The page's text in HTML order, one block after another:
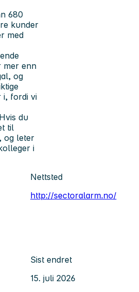
680
kunder
med
mer enn
og
i, fordi vi
du
til
og leter
i
Nettsted
http://sectoralarm.no/
Sist endret
15. juli 2026